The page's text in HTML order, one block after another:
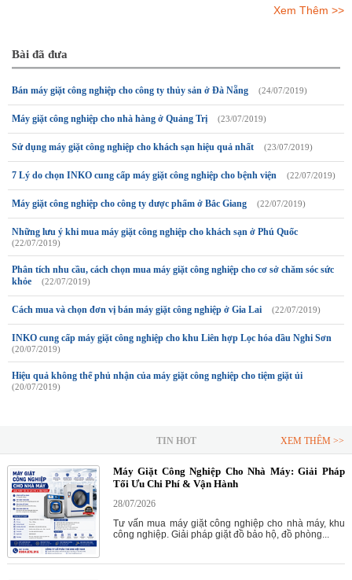
Xem Thêm >>
Bài đã đưa
Bán máy giặt công nghiệp cho công ty thủy sản ở Đà Nẵng (24/07/2019)
Máy giặt công nghiệp cho nhà hàng ở Quảng Trị (23/07/2019)
Sử dụng máy giặt công nghiệp cho khách sạn hiệu quả nhất (23/07/2019)
7 Lý do chọn INKO cung cấp máy giặt công nghiệp cho bệnh viện (22/07/2019)
Máy giặt công nghiệp cho công ty dược phẩm ở Bắc Giang (22/07/2019)
Những lưu ý khi mua máy giặt công nghiệp cho khách sạn ở Phú Quốc
(22/07/2019)
Phân tích nhu cầu, cách chọn mua máy giặt công nghiệp cho cơ sở chăm sóc sức
khỏe
(22/07/2019)
Cách mua và chọn đơn vị bán máy giặt công nghiệp ở Gia Lai (22/07/2019)
INKO cung cấp máy giặt công nghiệp cho khu Liên hợp Lọc hóa dầu Nghi Sơn
(20/07/2019)
Hiệu quả không thể phủ nhận của máy giặt công nghiệp cho tiệm giặt ủi
(20/07/2019)
TIN HOT XEM THÊM >>
Máy Giặt Công Nghiệp Cho Nhà Máy: Giải Pháp
Tối Ưu Chi Phí & Vận Hành
28/07/2026
Tư vấn mua máy giặt công nghiệp cho nhà máy, khu
công nghiệp. Giải pháp giặt đồ bảo hộ, đồ phòng...